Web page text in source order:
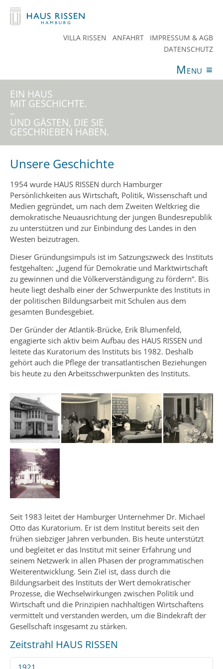
VILLA RISSEN ANFAHRT
IMPRESSUM & AGB
DATENSCHUTZ
Menu ≡
ANGEBOTE VERANSTALTUNGEN
AKTUELLES
SPENDEN
EIN HAUS
MIT GESCHICHTE.
–
UND GÄSTEN, DIE SIE
GESCHRIEBEN HABEN.
Unsere Geschichte
1954 wurde HAUS RISSEN durch Hamburger
Persönlichkeiten aus Wirtschaft, Politik, Wissenschaft und
Medien gegründet, um nach dem Zweiten Weltkrieg die
demokratische Neuausrichtung der jungen Bundesrepublik
zu unterstützen und zur Einbindung des Landes in den
Westen beizutragen.
Dieser Gründungsimpuls ist im Satzungszweck des Instituts
festgehalten: „Jugend für Demokratie und Marktwirtschaft
zu gewinnen und die Völkerverständigung zu fördern“. Bis
heute liegt deshalb einer der Schwerpunkte des Instituts in
der politischen Bildungsarbeit mit Schulen aus dem
gesamten Bundesgebiet.
Der Gründer der Atlantik-Brücke, Erik Blumenfeld,
engagierte sich aktiv beim Aufbau des HAUS RISSEN und
leitete das Kuratorium des Instituts bis 1982. Deshalb
gehört auch die Pflege der transatlantischen Beziehungen
bis heute zu den Arbeitsschwerpunkten des Instituts.
Seit 1983 leitet der Hamburger Unternehmer Dr. Michael
Otto das Kuratorium. Er ist dem Institut bereits seit den
frühen siebziger Jahren verbunden. Bis heute unterstützt
und begleitet er das Institut mit seiner Erfahrung und
seinem Netzwerk in allen Phasen der programmatischen
Weiterentwicklung. Sein Ziel ist, dass durch die
Bildungsarbeit des Instituts der Wert demokratischer
Prozesse, die Wechselwirkungen zwischen Politik und
Wirtschaft und die Prinzipien nachhaltigen Wirtschaftens
vermittelt und verstanden werden, um die Bindekraft der
Gesellschaft insgesamt zu stärken.
Zeitstrahl HAUS RISSEN